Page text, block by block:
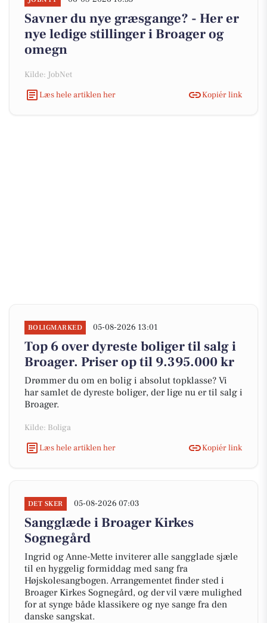
Savner du nye græsgange? - Her er
nye ledige stillinger i Broager og
omegn
Kilde: JobNet
Læs hele artiklen her
Kopiér link
BOLIGMARKED 05-08-2026 13:01
Top 6 over dyreste boliger til salg i
Broager. Priser op til 9.395.000 kr
Drømmer du om en bolig i absolut topklasse? Vi
har samlet de dyreste boliger, der lige nu er til salg i
Broager.
Kilde: Boliga
Læs hele artiklen her
Kopiér link
DET SKER 05-08-2026 07:03
Sangglæde i Broager Kirkes
Sognegård
Ingrid og Anne-Mette inviterer alle sangglade sjæle
til en hyggelig formiddag med sang fra
Højskolesangbogen. Arrangementet finder sted i
Broager Kirkes Sognegård, og der vil være mulighed
for at synge både klassikere og nye sange fra den
danske sangskat.